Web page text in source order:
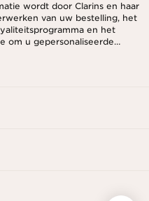
wordt door Clarins en haar
van uw bestelling, het
en het
om u gepersonaliseerde
van uw eerdere aankopen en